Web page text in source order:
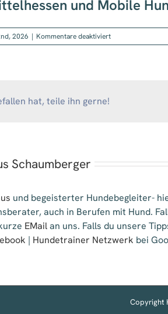
und Mobile
2026 | Kommentare deaktiviertfür
Hundezentrum
hat, teile ihn gerne!
Schaumberger
und begeisterter Hundebegleiter-
auch in Berufen mit Hund.
EMailan uns. Falls du unsere
| Hundetrainer Netzwerk bei
Copyright